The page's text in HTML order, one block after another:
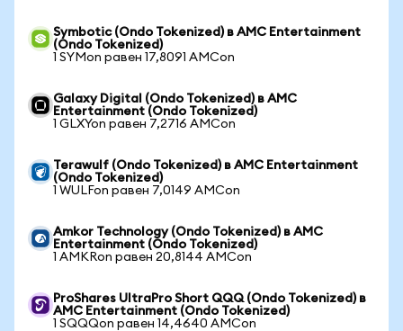
Symbotic (Ondo Tokenized) в AMC Entertainment
(Ondo Tokenized)
1 SYMon равен 17,8091 AMCon
Galaxy Digital (Ondo Tokenized) в AMC
Entertainment (Ondo Tokenized)
1 GLXYon равен 7,2716 AMCon
Terawulf (Ondo Tokenized) в AMC Entertainment
(Ondo Tokenized)
1 WULFon равен 7,0149 AMCon
Amkor Technology (Ondo Tokenized) в AMC
Entertainment (Ondo Tokenized)
1 AMKRon равен 20,8144 AMCon
ProShares UltraPro Short QQQ (Ondo Tokenized) в
AMC Entertainment (Ondo Tokenized)
1 SQQQon равен 14,4640 AMCon